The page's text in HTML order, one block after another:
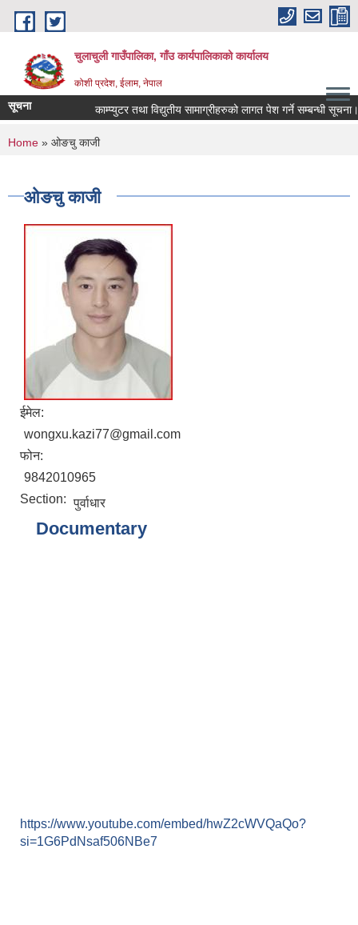
Skip to main content
चुलाचुली गाउँपालिका, गाँउ कार्यपालिकाको कार्यालय
कोशी प्रदेश, ईलाम, नेपाल
सूचना काम्प्युटर तथा विद्युतीय सामाग्रीहरुको लागत पेश गर्ने सम्बन्धी सूचना।
You are here
Home » ओङचु काजी
ओङचु काजी
ईमेल:
wongxu.kazi77@gmail.com
फोन:
9842010965
Section: पुर्वाधार
Documentary
https://www.youtube.com/embed/hwZ2cWVQaQo?
si=1G6PdNsaf506NBe7